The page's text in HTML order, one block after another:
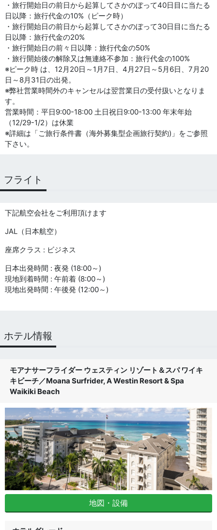
・旅行開始日の前日から起算してさかのぼって40日目に当たる
日以降：旅行代金の10%（ピーク時）
・旅行開始日の前日から起算してさかのぼって30日目に当たる
日以降：旅行代金の20%
・旅行開始日の前々日以降：旅行代金の50%
・旅行開始後の解除又は無連絡不参加：旅行代金の100%
※ピーク時 は、12月20日～1月7日、4月27日～5月6日、7月20
日～8月31日の出発。
※弊社営業時間外のキャンセルは翌営業日の受付扱いとなりま
す。
営業時間：平日9:00-18:00 土日祝日9:00-13:00 年末年始
（12/29-1/2）は休業
※詳細は「ご旅行条件書（海外募集型企画旅行契約)」をご参照
下さい。
フライト
下記航空会社をご利用頂けます
JAL（日本航空）
座席クラス : ビジネス
日本出発時間 : 夜発 (18:00～)
現地到着時間 : 午前着 (8:00～)
現地出発時間 : 午後発 (12:00～)
ホテル情報
モアナサーフライダー ウェスティン リゾート＆スパ ワイキ
キビーチ／Moana Surfrider, A Westin Resort & Spa
Waikiki Beach
地図・設備